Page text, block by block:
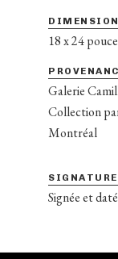
18 x 24
Galerie
Collection
Montréal
SIGNATURE
Signée et